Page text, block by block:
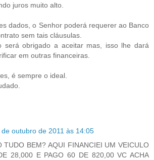
juros muito alto.
dados, o Senhor poderá requerer ao Banco
sem tais cláusulas.
será obrigado a aceitar mas, isso lhe dará
em outras financeiras.
é sempre o ideal.
de outubro de 2011 às 14:05
TUDO BEM? AQUI FINANCIEI UM VEICULO
28,000 E PAGO 60 DE 820,00 VC ACHA